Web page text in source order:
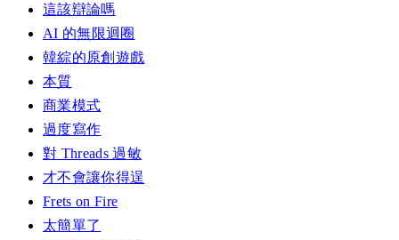
這該辯論嗎
AI 的無限迴圈
韓綜的原創遊戲
本質
商業模式
過度寫作
對 Threads 過敏
才不會讓你得逞
Frets on Fire
太簡單了